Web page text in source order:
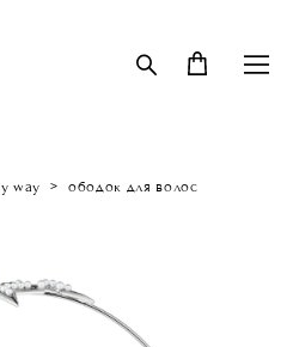
way > ободок для волос